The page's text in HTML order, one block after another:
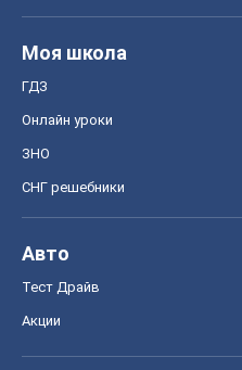
Моя школа
ГДЗ
Онлайн уроки
ЗНО
СНГ решебники
Авто
Тест Драйв
Акции